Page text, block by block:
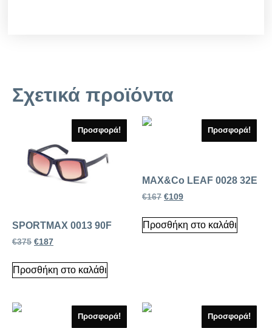
Σχετικά προϊόντα
Προσφορά!
SPORTMAX 0013 90F
€375 €187
Προσθήκη στο καλάθι
Προσφορά!
MAX&Co LEAF 0028 32E
€167 €109
Προσθήκη στο καλάθι
Προσφορά! Προσφορά!